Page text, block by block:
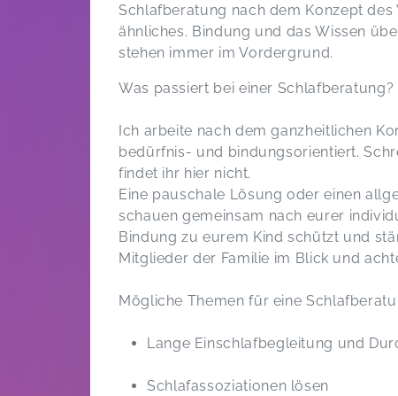
Schlafberatung nach dem Konzept
ähnliches. Bindung und das Wissen
stehen immer im Vordergrund.
Was passiert bei einer Schlafberatung?
Ich arbeite nach dem ganzheitlichen
bedürfnis- und bindungsorientiert.
findet ihr hier nicht.
Eine pauschale Lösung oder einen
schauen gemeinsam nach eurer
Bindung zu eurem Kind schützt und
Mitglieder der Familie im Blick und
Mögliche Themen für eine
Lange Einschlafbegleitung und
Schlafassoziationen lösen